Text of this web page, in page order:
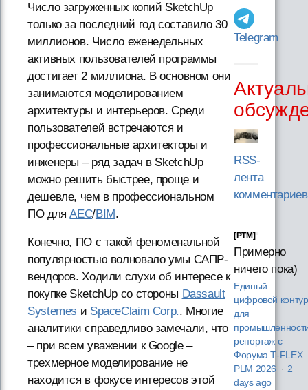
Число загруженных копий SketchUp
только за последний год составило 30
миллионов. Число еженедельных
активных пользователей программы
достигает 2 миллиона. В основном они
занимаются моделированием
архитектуры и интерьеров. Среди
пользователей встречаются и
профессиональные архитекторы и
инженеры – ряд задач в SketchUp
можно решить быстрее, проще и
дешевле, чем в профессиональном
ПО дляAEC/BIM.
Конечно, ПО с такой феноменальной
популярностью волновало умы САПР-
вендоров. Ходили слухи об интересе к
покупке SketchUp со стороны Dassault
Systemes и SpaceClaim Corp.. Многие
аналитики справедливо замечали, что
– при всем уважении к Google –
трехмерное моделирование не
находится в фокусе интересов этой
Telegram
RSS-
лента
комментариев
[PTM]
Примерно
ничего пока)
Единый
цифровой контур
для
репортаж с
Форума T‑FLEX
PLM 2026 · 2
days ago